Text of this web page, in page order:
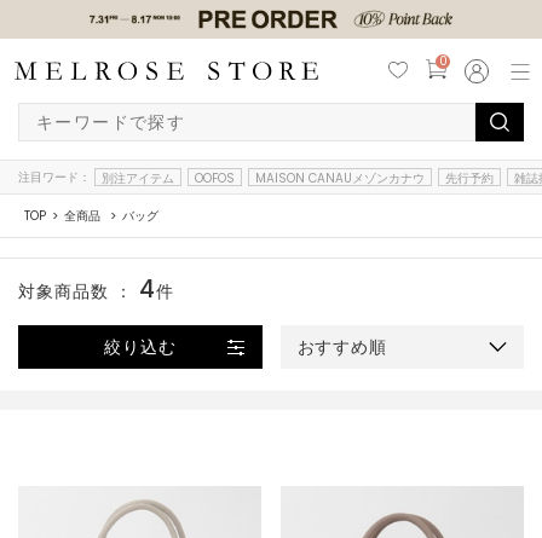
0
注目ワード： 別注アイテム OOFOS MAISON CANAUメゾンカナウ 先行予約 雑誌
TOP 全商品 バッグ
絞り込む おすすめ順
対象商品数 ： 4件